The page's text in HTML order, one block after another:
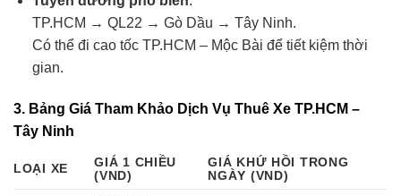
TP.HCM → QL22 → Gò Dầu → Tây Ninh.
Có thể đi cao tốc TP.HCM – Mộc Bài để tiết kiệm thời
gian.
3. Bảng Giá Tham Khảo Dịch Vụ Thuê Xe TP.HCM –
Tây Ninh
LOẠI XE
GIÁ 1 CHIỀU
(VND)
GIÁ KHỨ HỒI TRONG
NGÀY (VND)